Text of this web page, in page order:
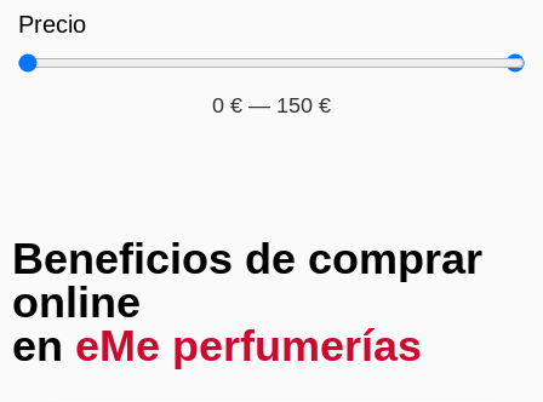
Precio
0 € — 150 €
Beneficios de comprar
online
en eMe perfumerías